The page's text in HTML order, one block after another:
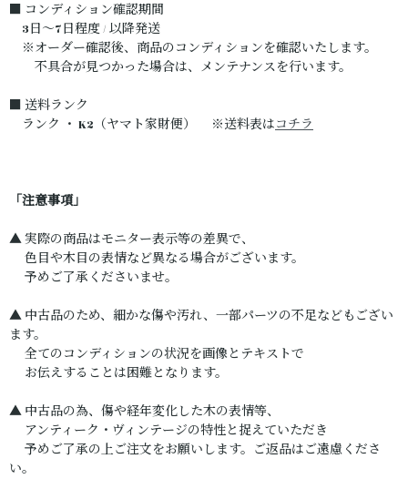
■ コンディション確認期間
3日～7日程度 / 以降発送
※オーダー確認後、商品のコンディションを確認いたします。
不具合が見つかった場合は、メンテナンスを行います。
■ 送料ランク
ランク ・ K2（ヤマト家財便） ※送料表はコチラ
「注意事項」
▲ 実際の商品はモニター表示等の差異で、
色目や木目の表情など異なる場合がございます。
予めご了承くださいませ。
▲ 中古品のため、細かな傷や汚れ、一部パーツの不足などもござい
ます。
全てのコンディションの状況を画像とテキストで
お伝えすることは困難となります。
▲ 中古品の為、傷や経年変化した木の表情等、
アンティーク・ヴィンテージの特性と捉えていただき
予めご了承の上ご注文をお願いします。ご返品はご遠慮くださ
い。